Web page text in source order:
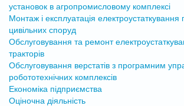
установок в агропромисловому комплексі
Монтаж і експлуатація електроустаткування
цивільних споруд
Обслуговування та ремонт
тракторів
Обслуговування верстатів з програмним
робототехнічних комплексів
Економіка підприємства
Оціночна діяльність